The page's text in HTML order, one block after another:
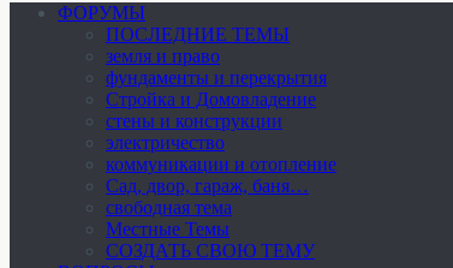
ФОРУМЫ
ПОСЛЕДНИЕ ТЕМЫ
земля и право
фундаменты и перекрытия
Стройка и Домовладение
стены и конструкции
электричество
коммуникации и отопление
Cад, двор, гараж, баня…
свободная тема
Местные Темы
СОЗДАТЬ СВОЮ ТЕМУ